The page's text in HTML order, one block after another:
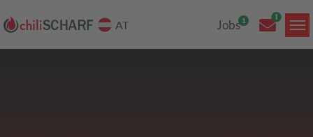
AT Jobs